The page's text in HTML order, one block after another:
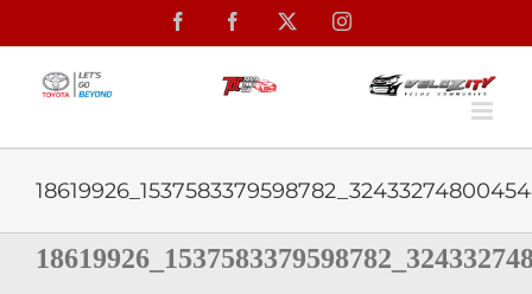
FacebookFacebook Instagram